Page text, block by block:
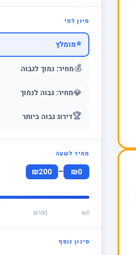
מיון לפי
⭐מומלץ
💰מחיר: נמוך לגבוה
💎מחיר: גבוה לנמוך
🏆דירוג גבוה ביותר
מחיר לשעה
₪0
–
₪200
₪0
₪100
סינון נוסף